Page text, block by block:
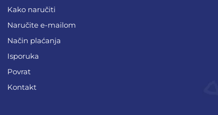
Kako naručiti
Naručite e-mailom
Način plaćanja
Isporuka
Povrat
Kontakt